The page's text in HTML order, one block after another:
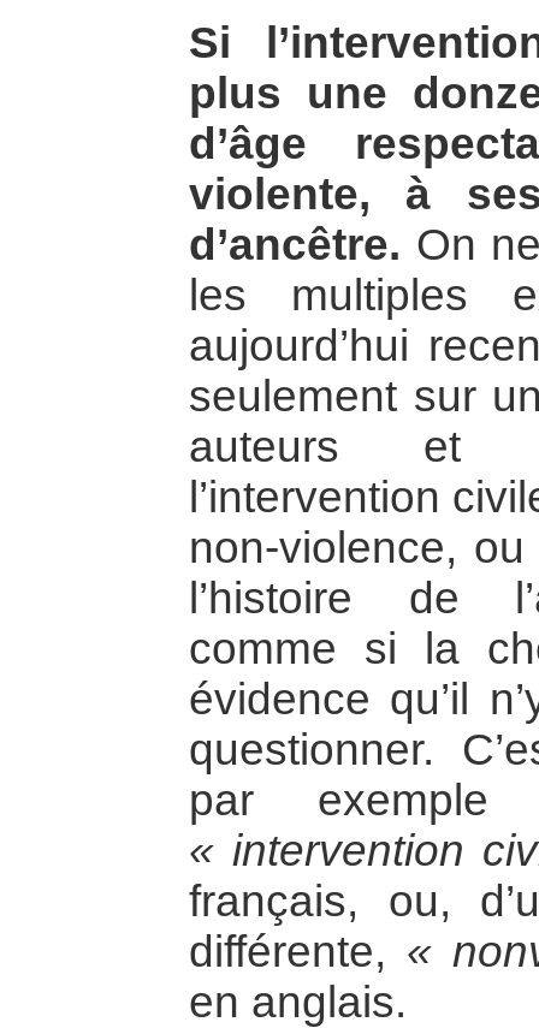
Si
plus une
d’âge
violente, à
d’ancêtre. On
les multiples
aujourd’hui
seulement sur
auteurs et
l’intervention
non-violence,
l’histoire de
comme si la
évidence qu’il
questionner.
par exemple
« intervention
français, ou,
différente, «
en anglais.